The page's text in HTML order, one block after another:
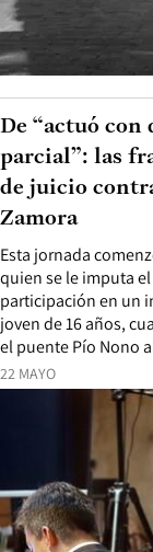
22 MAYO
Esta jornada
quien se le imputa
participación en un
joven de 16 años,
el puente Pío Nono
De “actuó con
parcial”: las
de juicio
Zamora